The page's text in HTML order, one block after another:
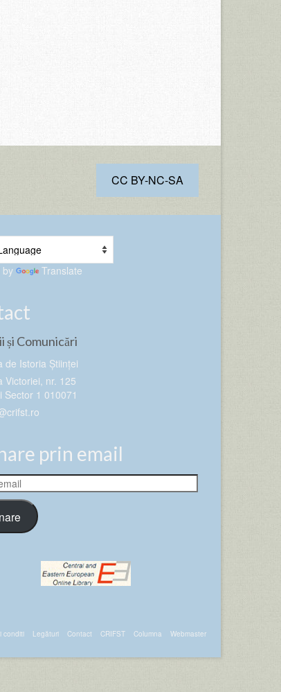
CC BY-NC-SA
by Translate
și Comunicări
de Istoria Științei
Victoriei, nr. 125
Sector 1 010071
prin email
conditi Legături Contact CRIFST Columna Webmaster